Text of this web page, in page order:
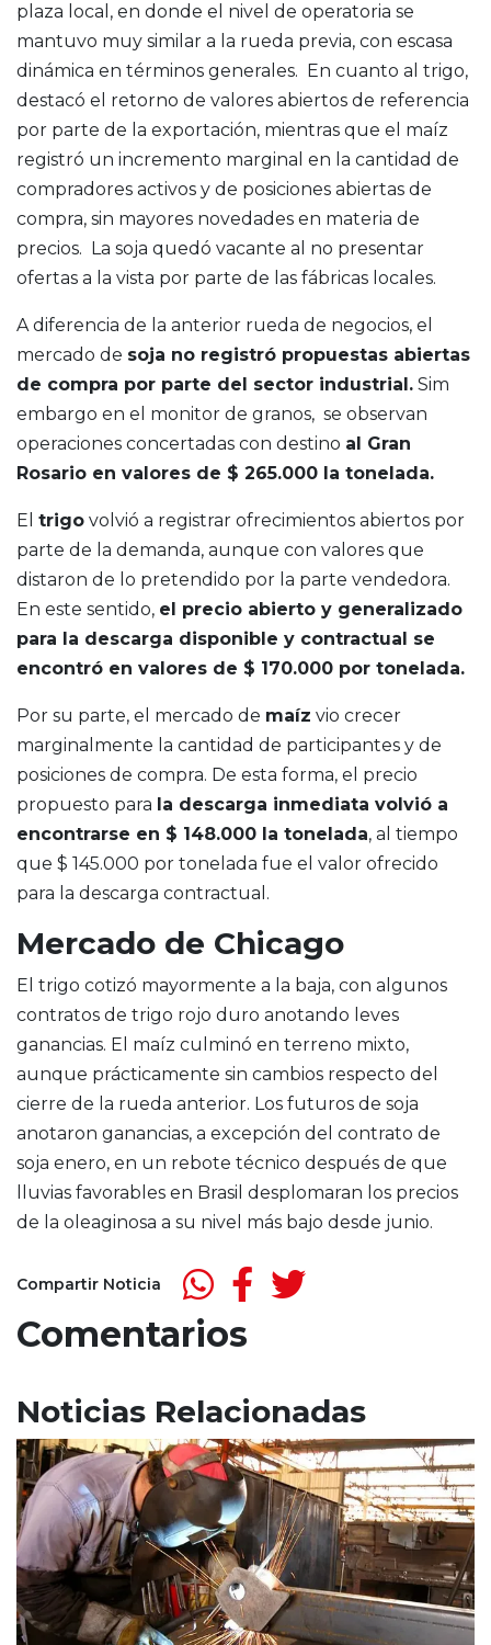
plaza local, en donde el nivel de operatoria se
mantuvo muy similar a la rueda previa, con escasa
dinámica en términos generales. En cuanto al trigo,
destacó el retorno de valores abiertos de referencia
por parte de la exportación, mientras que el maíz
registró un incremento marginal en la cantidad de
compradores activos y de posiciones abiertas de
compra, sin mayores novedades en materia de
precios. La soja quedó vacante al no presentar
ofertas a la vista por parte de las fábricas locales.
A diferencia de la anterior rueda de negocios, el
mercado de soja no registró propuestas abiertas
de compra por parte del sector industrial. Sim
embargo en el monitor de granos, se observan
operaciones concertadas con destino al Gran
Rosario en valores de $ 265.000 la tonelada.
El trigo volvió a registrar ofrecimientos abiertos por
parte de la demanda, aunque con valores que
distaron de lo pretendido por la parte vendedora.
En este sentido, el precio abierto y generalizado
para la descarga disponible y contractual se
encontró en valores de $ 170.000 por tonelada.
Por su parte, el mercado de maíz vio crecer
marginalmente la cantidad de participantes y de
posiciones de compra. De esta forma, el precio
propuesto para la descarga inmediata volvió a
encontrarse en $ 148.000 la tonelada, al tiempo
que $ 145.000 por tonelada fue el valor ofrecido
para la descarga contractual.
Mercado de Chicago
El trigo cotizó mayormente a la baja, con algunos
contratos de trigo rojo duro anotando leves
ganancias. El maíz culminó en terreno mixto,
aunque prácticamente sin cambios respecto del
cierre de la rueda anterior. Los futuros de soja
anotaron ganancias, a excepción del contrato de
soja enero, en un rebote técnico después de que
lluvias favorables en Brasil desplomaran los precios
de la oleaginosa a su nivel más bajo desde junio.
Compartir Noticia
Comentarios
Noticias Relacionadas